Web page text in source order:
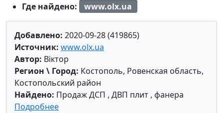
Где найдено:
www.olx.ua
Добавлено: 2020-09-28 (419865)
Источник: www.olx.ua
Автор: Віктор
Регион \ Город: Костополь, Ровенская область,
Костопольский район
Найдено: Продаж ДСП , ДВП плит , фанера
Подробнее